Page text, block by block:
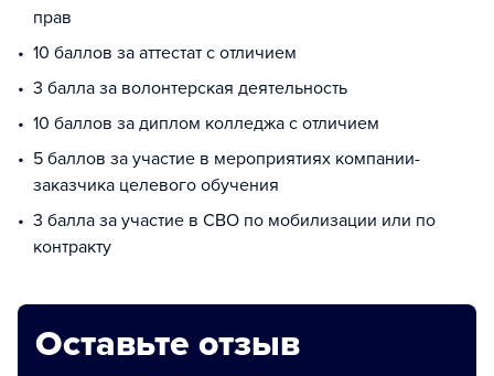
прав
10 баллов за аттестат с отличием
3 балла за волонтерская деятельность
10 баллов за диплом колледжа с отличием
5 баллов за участие в мероприятиях компании-
заказчика целевого обучения
3 балла за участие в СВО по мобилизации или по
контракту
Оставьте отзыв